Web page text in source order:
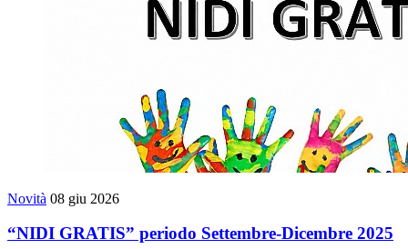
Novità 08 giu 2026
“NIDI GRATIS” periodo Settembre-Dicembre 2025